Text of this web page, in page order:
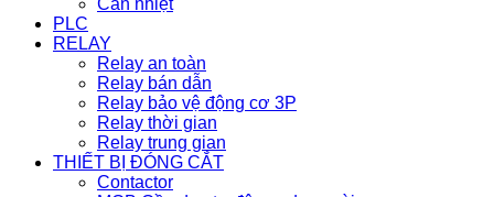
PLC
RELAY
Relay an toàn
Relay bán dẫn
Relay bảo vệ động cơ 3P
Relay thời gian
Relay trung gian
THIẾT BỊ ĐÓNG CẮT
Contactor